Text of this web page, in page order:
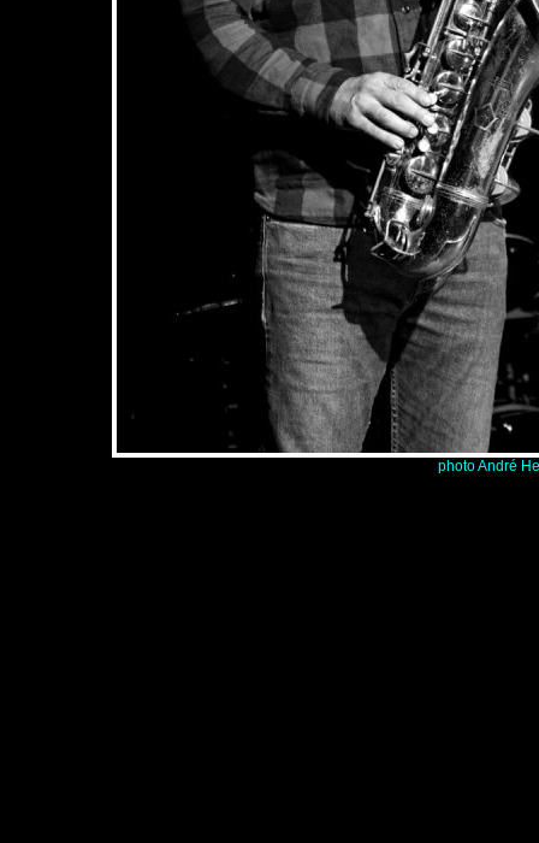
photo André